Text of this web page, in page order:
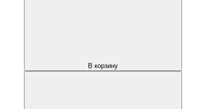
В корзину